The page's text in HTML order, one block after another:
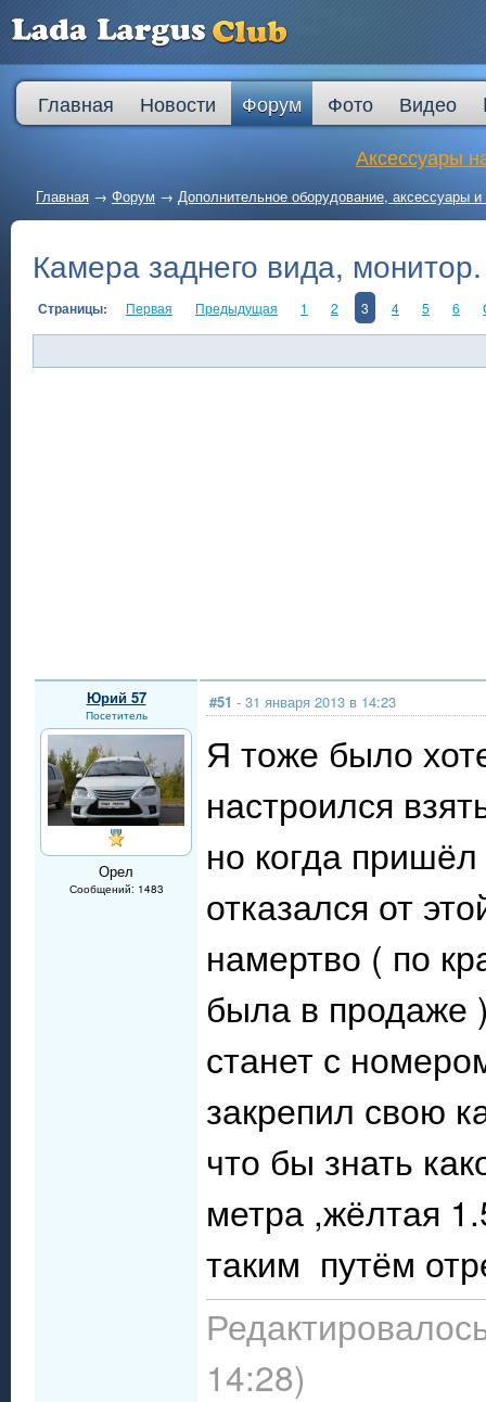
Главная Новости Форум Фото Видео
Аксессуары
Главная → Форум → Дополнительное оборудование, аксессуары и
Камера заднего вида, монитор.
Страницы: Первая Предыдущая 1 2 3 4 5 6
Юрий 57
Посетитель
Орел
Сообщений: 1483
#51 - 31 января 2013 в 14:23
Я тоже было
настроился
но когда
отказался от
намертво ( по
была в продаже
станет с
закрепил свою
что бы знать
метра ,жёлтая
таким путём
14:28)